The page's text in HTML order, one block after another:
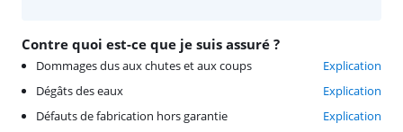
Contre quoi est-ce que je suis assuré ?
Dommages dus aux chutes et aux coups
Explication
Dégâts des eaux
Explication
Défauts de fabrication hors garantie
Explication